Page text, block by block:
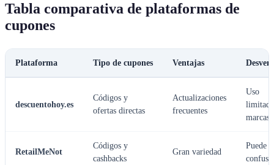
Tabla comparativa de plataformas de
cupones
Plataforma Tipo de cupones Ventajas
descuentohoy.es
Códigos y
ofertas directas
Actualizaciones
frecuentes
Uso
marcas
RetailMeNot
Códigos y
cashbacks
Gran variedad
Puede
confuso